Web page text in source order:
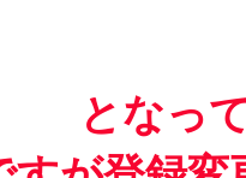
となっ